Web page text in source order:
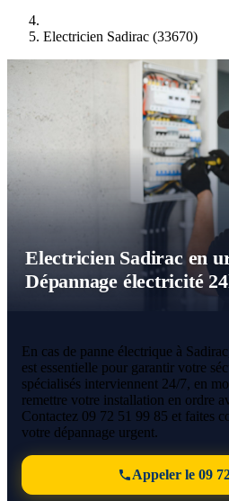
Electricien Sadirac (33670)
Electricien Sadirac en
Dépannage électricité
En cas de panne électrique à
est essentielle pour garantir votre
spécialisés interviennent 24/7, en
remettre votre installation en ordre
Contactez 09 72 51 99 85 et faites
votre dépannage urgent.
Appeler le 09